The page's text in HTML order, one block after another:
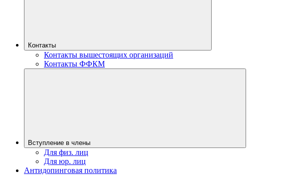
Контакты
Контакты вышестоящих организаций
Контакты ФФКМ
Вступление в члены
Для физ. лиц
Для юр. лиц
Антидопинговая политика